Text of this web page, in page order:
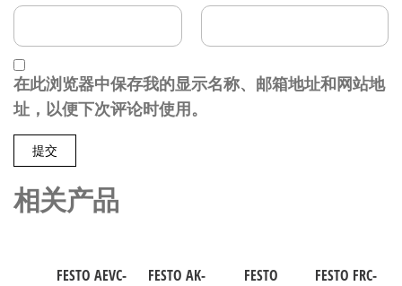
在此浏览器中保存我的显示名称、邮箱地址和网站地
址，以便下次评论时使用。
相关产品
FESTO AEVC-
FESTO AK-
FESTO
FESTO FRC-